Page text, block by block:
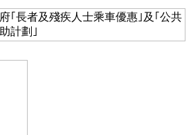
｢長者及殘疾人士乘車優惠｣及｢公共
計劃｣